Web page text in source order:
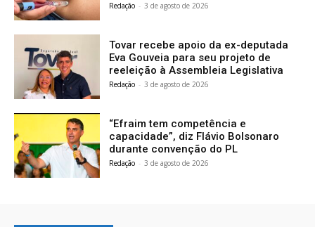
Redação - 3 de agosto de 2026
Tovar recebe apoio da ex-deputada
Eva Gouveia para seu projeto de
reeleição à Assembleia Legislativa
Redação - 3 de agosto de 2026
“Efraim tem competência e
capacidade”, diz Flávio Bolsonaro
durante convenção do PL
Redação - 3 de agosto de 2026